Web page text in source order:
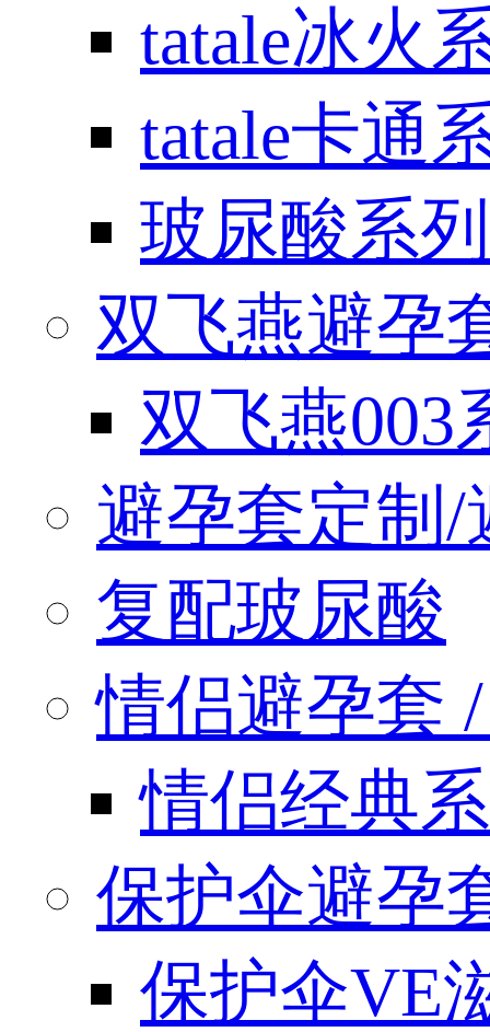
tatale冰火
tatale卡通
玻尿酸系列
双飞燕避孕
双飞燕003
避孕套定制/
复配玻尿酸
情侣避孕套
情侣经典
保护伞避孕
保护伞VE